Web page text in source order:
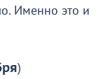
Именно это и
)